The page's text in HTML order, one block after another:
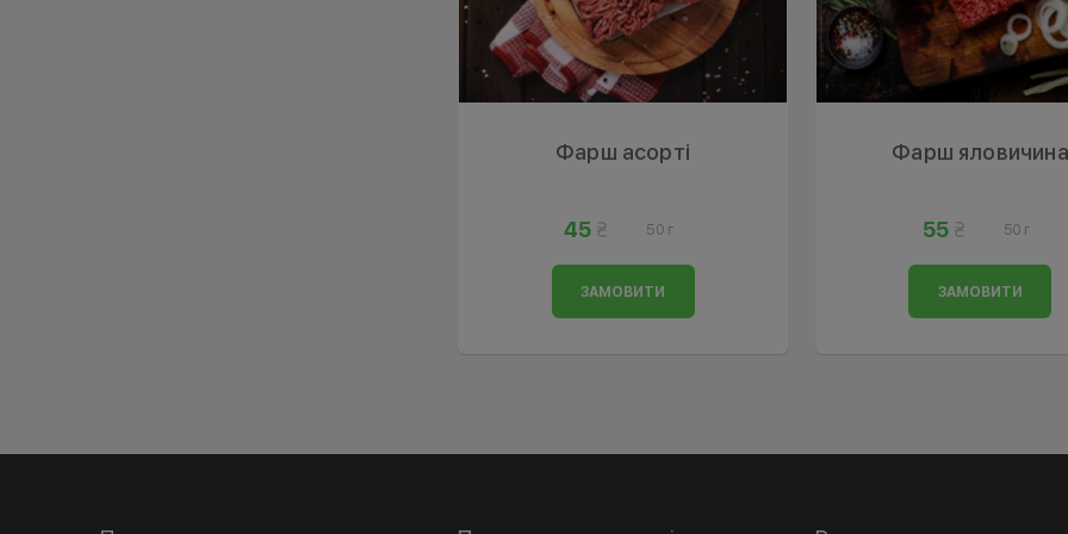
Фарш асорті
45 50 г
ЗАМОВИТИ
Фарш яловичина
55 50 г
ЗАМОВИТИ